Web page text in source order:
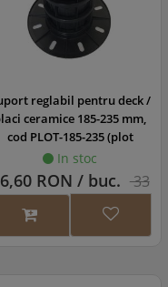
reglabil pentru deck /
ceramice 185-235 mm,
cod PLOT-185-235 (plot
pentru pardoseala flotanta)
In stoc
RON / buc. 33